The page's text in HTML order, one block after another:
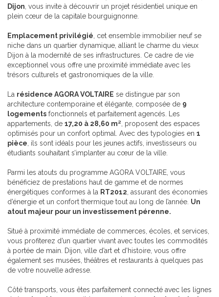
Dijon, vous invite à découvrir un projet résidentiel unique en
plein cœur de la capitale bourguignonne.
Emplacement privilégié, cet ensemble immobilier neuf se
niche dans un quartier dynamique, alliant le charme du vieux
Dijon à la modernité de ses infrastructures. Ce cadre de vie
exceptionnel vous offre une proximité immédiate avec les
trésors culturels et gastronomiques de la ville.
La résidence AGORA VOLTAIRE se distingue par son
architecture contemporaine et élégante, composée de 9
logements fonctionnels et parfaitement agencés. Les
appartements, de 17,20 à 28,60 m², proposent des espaces
optimisés pour un confort optimal. Avec des typologies en 1
pièce, ils sont idéals pour les jeunes actifs, investisseurs ou
étudiants souhaitant s’implanter au cœur de la ville.
Parmi les atouts du programme AGORA VOLTAIRE, vous
bénéficiez de prestations haut de gamme et de normes
énergétiques conformes à la RT2012, assurant des économies
d’énergie et un confort thermique tout au long de l’année. Un
atout majeur pour un investissement pérenne.
Situé à proximité immédiate de commerces, écoles, et services,
vous profiterez d’un quartier vivant avec toutes les commodités
à portée de main. Dijon, ville d’art et d’histoire, vous offre
également ses musées, théâtres et restaurants à quelques pas
de votre nouvelle adresse.
Côté transports, vous êtes parfaitement connecté avec les lignes